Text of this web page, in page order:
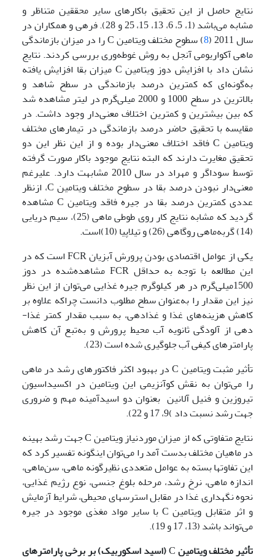
نتایج حاصل از این تحقیق باکارهای سایر محققین متناظر و
مشابه می‌باشد (1، 5، 6، 13، 15، 25 و 28). فرهی و همکاران در
سال 2011 (
8
) سطوح مختلف ویتامین C را در میزان بازماندگی
ماهی آکواریومی آنجل به روش غوطه‌وری بررسی کردند. نتایج
نشان داد با افزایش دوز ویتامین C میزان بقا افزایش یافته
به‌گونه‌ای که کمترین درصد بازماندگی در سطح شاهد و
بالاترین در سطح 1000 و 2000 میلی‌گرم در لیتر مشاهده شد
که بین بیشترین و کمترین اختلاف معنی‌دار وجود داشت. در
مقایسه با تحقیق حاضر درصد بازماندگی در تیمارهای مختلف
ویتامین C فاقد اختلاف معنی‌دار بوده و از این نظر این دو
تحقیق مغایرت دارند که البته نتایج موجود باکار صورت گرفته
توسط سوداگر و مهراد در سال 2010 مشابهت دارد. علیرغم
معنی‌دار نبودن درصد بقا در سطوح مختلف ویتامین C، ازنظر
عددی کمترین درصد بقا در جیره فاقد ویتامین C مشاهده
گردید که مشابه نتایج کار روی طوطی ماهی (25)، سیم دریایی
(14) گربه‌ماهی روگاهی (26) و تیلاپیا (10)است.
یکی از عوامل اقتصادی بودن پرورش آبزیان FCR است که در
این مطالعه با توجه به حداقل FCR مشاهده‌شده در دوز
1500میلی‌گرم در هر کیلوگرم جیره غذایی می‌توان از این نظر
نیز این مقدار را به‌عنوان سطح مطلوب دانست چراکه علاوه بر
کاهش هزینه‌های غذا و غذادهی، به سبب مقدار کمتر غذا­
دهی از آلودگی ثانویه آب محیط پرورش و به‌تبع آن کاهش
پارامترهای کیفی آب جلوگیری شده است (23).
تأثیر مثبت ویتامین C در بهبود اکثر فاکتورهای رشد در ماهی
را می‌توان به نقش کوآنزیمی این ویتامین در اکسیداسیون
تیروزین و فنیل آلانین بعنوان دو اسیدآمینه مهم و ضروری
جهت رشد نسبت داد )9، 17 و 22).
نتایج متفاوتی که از میزان موردنیاز ویتامین C جهت رشد بهینه
در ماهیان مختلف بدست آمد را می‌توان اینگونه تفسیر کرد که
این تفاوتها بسته به عوامل متعددی نظیرگونه ماهی، سن‌ماهی،
اندازه ماهی، نرخ رشد، مرحله بلوغ جنسی، نوع رژیم غذایی،
نحوه نگهداری غذا در مقابل استرسهای محیطی، شرایط آزمایش
و اثر متقابل ویتامین C با سایر مواد مغذی موجود در جیره
می‌تواند باشد (13، 17 و 19).
تأثیر مختلف ویتامینC(اسید اسکوربیک) بر برخی پارامترهای